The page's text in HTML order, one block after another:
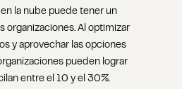
la nube puede tener un
organizaciones. Al optimizar
y aprovechar las opciones
pueden lograr
entre el 10 y el 30%.